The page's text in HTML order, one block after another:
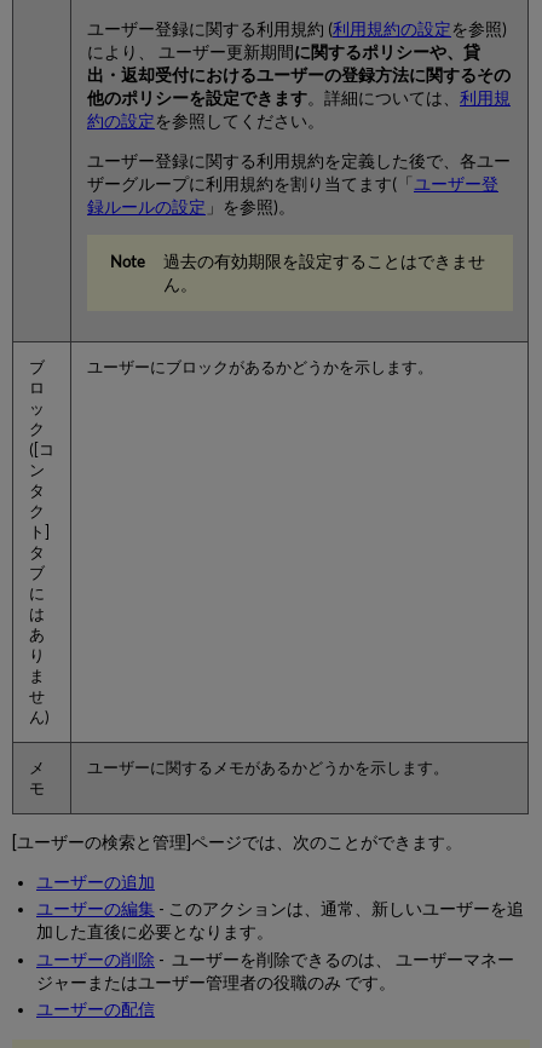
ユーザー登録に関する利用規約 (利用規約の設定を参照)
により、 ユーザー更新期間に関するポリシーや、貸
出・返却受付におけるユーザーの登録方法に関するその
他のポリシーを設定できます。詳細については、 利用規
約の設定を参照してください。
ユーザー登録に関する利用規約を定義した後で、各ユー
ザーグループに利用規約を割り当てます(「ユーザー登
録ルールの設定 」を参照)。
過去の有効期限を設定することはできませ
ん。
ブ
ロ
ッ
ク
([コ
ン
タ
ク
ト]
タ
ブ
に
は
あ
り
ま
せ
ん)
ユーザーにブロックがあるかどうかを示します。
メ
モ
ユーザーに関するメモがあるかどうかを示します。
[ユーザーの検索と管理]ページでは、次のことができます。
ユーザーの追加
ユーザーの編集- このアクションは、通常、新しいユーザーを追
加した直後に必要となります。
ユーザーの削除 - ユーザーを削除できるのは、 ユーザーマネー
ジャーまたはユーザー管理者の役職のみ です。
ユーザーの配信